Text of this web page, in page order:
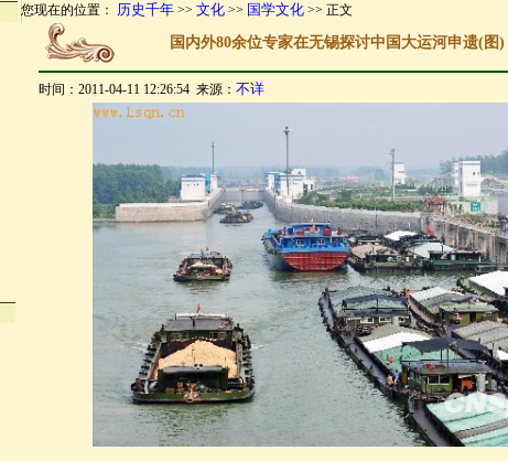
您现在的位置： 历史千年>> 文化>> 国学文化>> 正文
国内外80余位专家在无锡探讨中国大运河申遗(图)
时间：2011-04-11 12:26:54 来源： 不详